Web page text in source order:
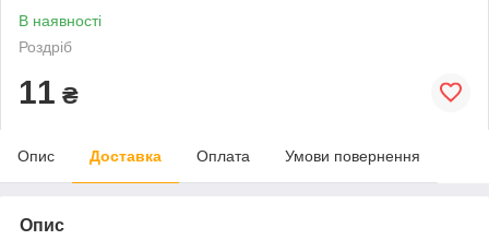
В наявності
Роздріб
11 ₴
Опис Доставка Оплата Умови повернення
Опис